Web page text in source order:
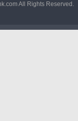
All Rights Reserved.